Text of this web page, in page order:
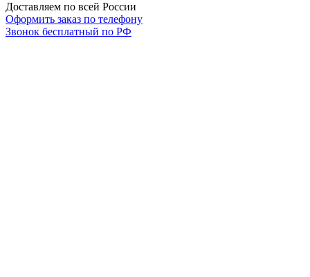
Доставляем по всей России
Оформить заказ по телефону
Звонок бесплатный по РФ